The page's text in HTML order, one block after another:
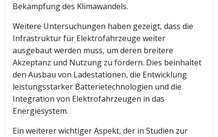
Bekämpfung des Klimawandels.
Weitere Untersuchungen haben gezeigt, dass die
Infrastruktur für Elektrofahrzeuge weiter
ausgebaut werden muss, um deren breitere
Akzeptanz und Nutzung zu fördern. Dies beinhaltet
den Ausbau von Ladestationen, die Entwicklung
leistungsstarker Batterietechnologien und die
Integration von Elektrofahrzeugen in das
Energiesystem.
Ein weiterer wichtiger Aspekt, der in Studien zur